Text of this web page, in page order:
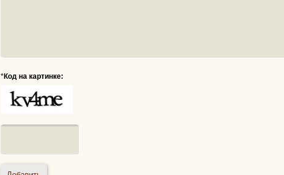
*Код на картинке: